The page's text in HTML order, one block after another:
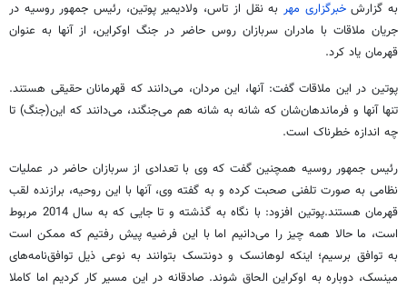
به گزارشخبرگزاری مهر به نقل از تاس، ولادیمیر پوتین، رئیس جمهور روسیه در
جریان ملاقات با مادران سربازان روس حاضر در جنگ اوکراین، از آنها به عنوان
قهرمان یاد کرد.
پوتین در این ملاقات گفت: آنها، این مردان، می‌دانند که قهرمانان حقیقی هستند.
تنها آنها و فرماندهان‌شان که شانه به شانه هم می‌جنگند، می‌دانند که این(جنگ) تا
چه اندازه خطرناک است.
رئیس جمهور روسیه همچنین گفت که وی با تعدادی از سربازان حاضر در عملیات
نظامی به صورت تلفنی صحبت کرده و به گفته وی، آنها با این روحیه، برازنده لقب
قهرمان هستند.
پوتین افزود: با نگاه به گذشته و تا جایی که به سال 2014 مربوط
است، ما حالا همه چیز را می‌دانیم اما با این فرضیه پیش رفتیم که ممکن است
به توافق برسیم؛ اینکه لوهانسک و دونتسک بتوانند به نوعی ذیل توافق‌نامه‌های
مینسک، دوباره به اوکراین الحاق شوند. صادقانه در این مسیر کار کردیم اما کاملا